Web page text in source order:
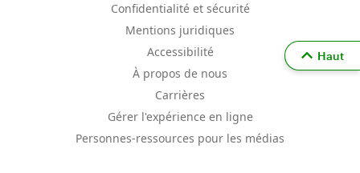
Confidentialité et sécurité
Mentions juridiques
Accessibilité
À propos de nous
Carrières
Gérer l'expérience en ligne
Personnes-ressources pour les médias
Haut